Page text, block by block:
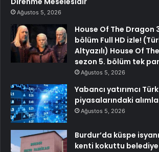
Ağustos 5, 2026
House Of The Dragon
bölüm Full HD izle!
Altyazılı) House Of
sezon 5. bölüm tek
Ağustos 5, 2026
Yabancı yatırımcı Türk
piyasalarındaki
Ağustos 5, 2026
Burdur’da küspe
kenti kokuttu belediye